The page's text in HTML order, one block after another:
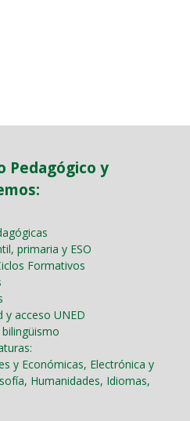
Pedagógico y
primaria y ESO
Formativos
y acceso UNED
y Económicas, Electrónica y
Humanidades, Idiomas,